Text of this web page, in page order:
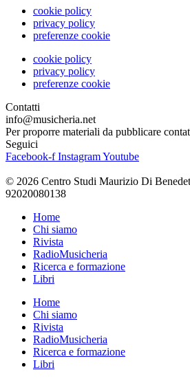
cookie policy
privacy policy
preferenze cookie
cookie policy
privacy policy
preferenze cookie
Contatti
info@musicheria.net
Per proporre materiali da pubblicare
Seguici
Facebook-f InstagramYoutube
© 2026 Centro Studi Maurizio Di
92020080138
Home
Chi siamo
Rivista
RadioMusicheria
Ricerca e formazione
Libri
Home
Chi siamo
Rivista
RadioMusicheria
Ricerca e formazione
Libri